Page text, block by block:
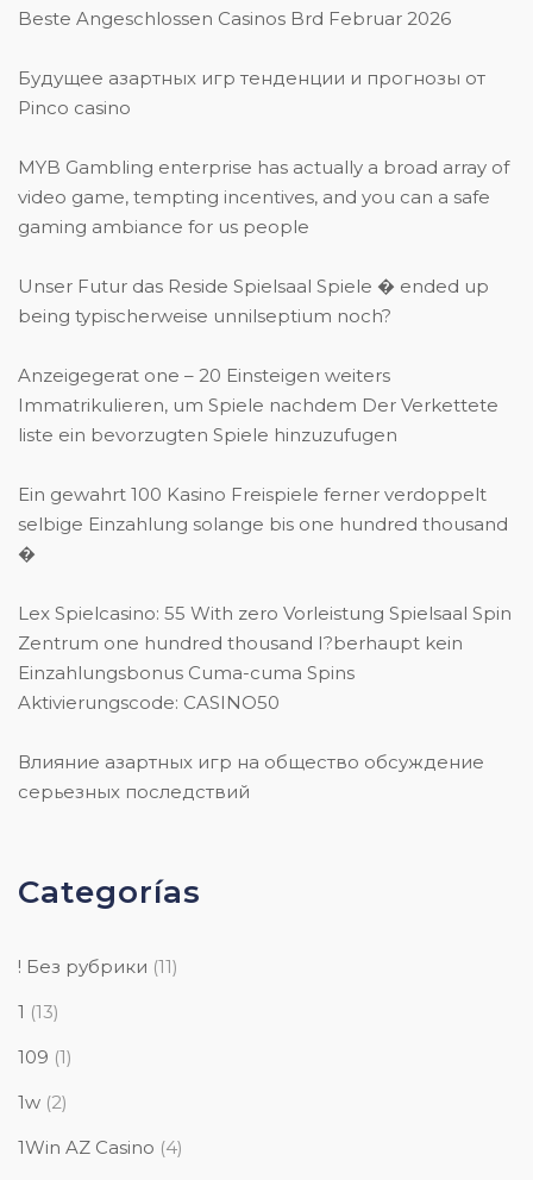
Beste Angeschlossen Casinos Brd Februar 2026
Будущее азартных игр тенденции и прогнозы от
Pinco casino
MYB Gambling enterprise has actually a broad array of
video game, tempting incentives, and you can a safe
gaming ambiance for us people
Unser Futur das Reside Spielsaal Spiele � ended up
being typischerweise unnilseptium noch?
Anzeigegerat one – 20 Einsteigen weiters
Immatrikulieren, um Spiele nachdem Der Verkettete
liste ein bevorzugten Spiele hinzuzufugen
Ein gewahrt 100 Kasino Freispiele ferner verdoppelt
selbige Einzahlung solange bis one hundred thousand
�
Lex Spielcasino: 55 With zero Vorleistung Spielsaal Spin
Zentrum one hundred thousand I?berhaupt kein
Einzahlungsbonus Cuma-cuma Spins
Aktivierungscode: CASINO50
Влияние азартных игр на общество обсуждение
серьезных последствий
Categorías
! Без рубрики (11)
1 (13)
109 (1)
1w (2)
1Win AZ Casino (4)